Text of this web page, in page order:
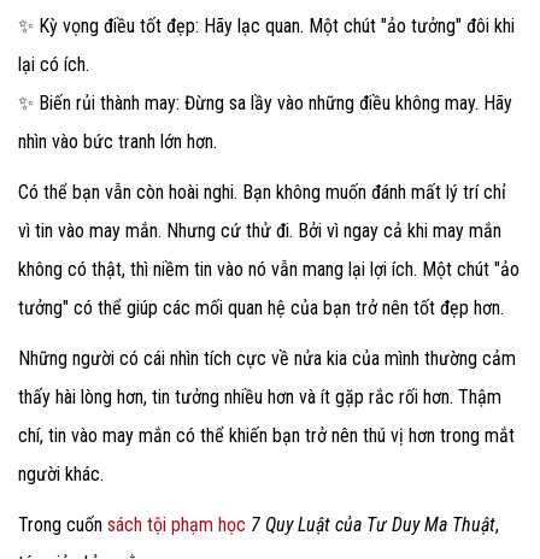
✨ Kỳ vọng điều tốt đẹp: Hãy lạc quan. Một chút "ảo tưởng" đôi khi
lại có ích.
✨ Biến rủi thành may: Đừng sa lầy vào những điều không may. Hãy
nhìn vào bức tranh lớn hơn.
Có thể bạn vẫn còn hoài nghi. Bạn không muốn đánh mất lý trí chỉ
vì tin vào may mắn. Nhưng cứ thử đi. Bởi vì ngay cả khi may mắn
không có thật, thì niềm tin vào nó vẫn mang lại lợi ích. Một chút "ảo
tưởng" có thể giúp các mối quan hệ của bạn trở nên tốt đẹp hơn.
Những người có cái nhìn tích cực về nửa kia của mình thường cảm
thấy hài lòng hơn, tin tưởng nhiều hơn và ít gặp rắc rối hơn. Thậm
chí, tin vào may mắn có thể khiến bạn trở nên thú vị hơn trong mắt
người khác.
Trong cuốn sách tội phạm học 7 Quy Luật của Tư Duy Ma Thuật,